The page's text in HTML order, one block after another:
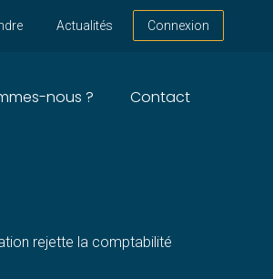
Actualités Connexion
nous ? Contact
rejette la comptabilité